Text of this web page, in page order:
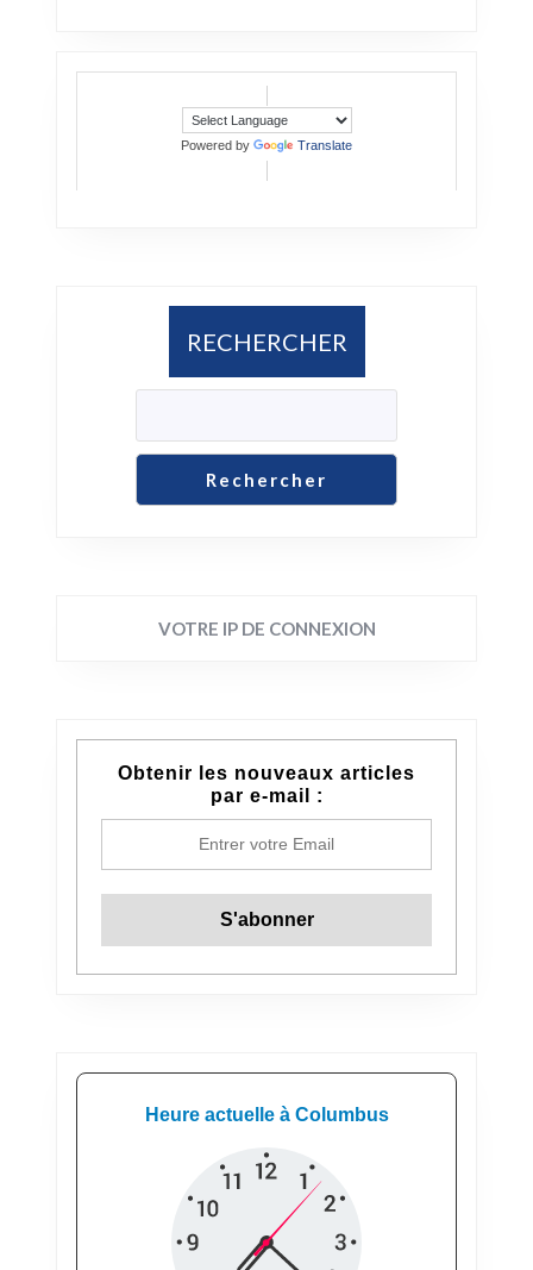
Powered by Translate
RECHERCHER
Rechercher
VOTRE IP DE CONNEXION
Obtenir les nouveaux articles
par e-mail :